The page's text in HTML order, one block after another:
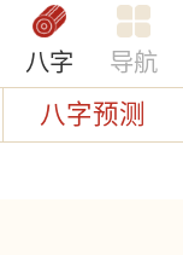
八字 导航
八字预测